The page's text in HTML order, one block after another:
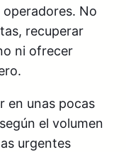
No
recuperar
ni ofrecer
en unas pocas
el volumen
urgentes